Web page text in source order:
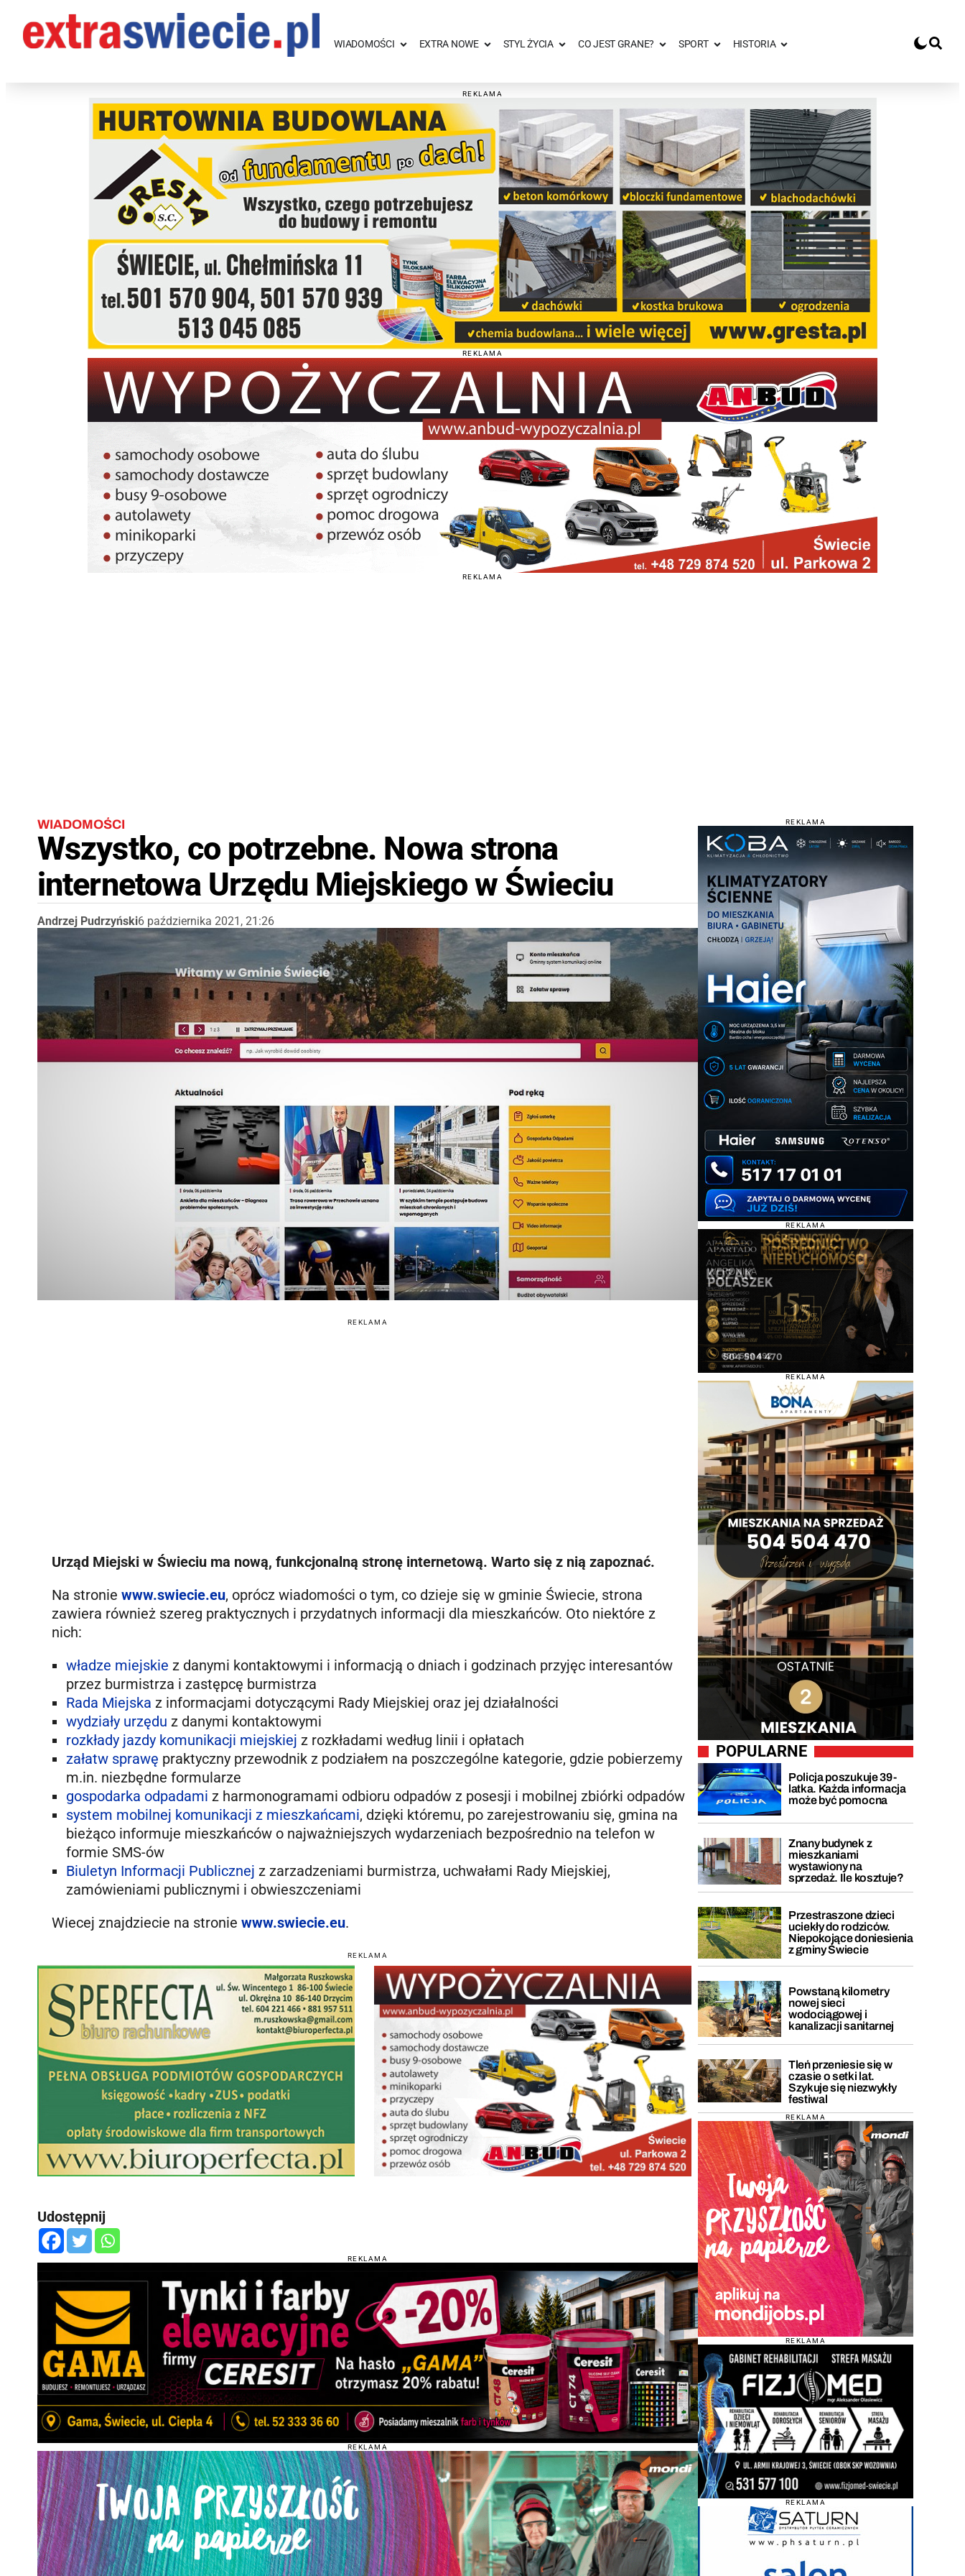
WIADOMOŚCI EXTRA NOWE STYL ŻYCIA CO JEST GRANE? SPORT HISTORIA
REKLAMA
REKLAMA
REKLAMA
WIADOMOŚCI
Wszystko, co potrzebne. Nowa strona
internetowa Urzędu Miejskiego w Świeciu
Andrzej Pudrzyński6 października 2021, 21:26
REKLAMA
Urząd Miejski w Świeciu ma nową, funkcjonalną stronę internetową. Warto się z nią zapoznać.
Na stronie www.swiecie.eu, oprócz wiadomości o tym, co dzieje się w gminie Świecie, strona
zawiera również szereg praktycznych i przydatnych informacji dla mieszkańców. Oto niektóre z
nich:
władze miejskie z danymi kontaktowymi i informacją o dniach i godzinach przyjęc interesantów
przez burmistrza i zastępcę burmistrza
Rada Miejska z informacjami dotyczącymi Rady Miejskiej oraz jej działalności
wydziały urzędu z danymi kontaktowymi
rozkłady jazdy komunikacji miejskiej z rozkładami według linii i opłatach
załatw sprawę praktyczny przewodnik z podziałem na poszczególne kategorie, gdzie pobierzemy
m.in. niezbędne formularze
gospodarka odpadami z harmonogramami odbioru odpadów z posesji i mobilnej zbiórki odpadów
system mobilnej komunikacji z mieszkańcami, dzięki któremu, po zarejestrowaniu się, gmina na
bieżąco informuje mieszkańców o najważniejszych wydarzeniach bezpośrednio na telefon w
formie SMS-ów
Biuletyn Informacji Publicznej z zarzadzeniami burmistrza, uchwałami Rady Miejskiej,
zamówieniami publicznymi i obwieszczeniami
Wiecej znajdziecie na stronie www.swiecie.eu.
REKLAMA
Udostępnij
REKLAMA
REKLAMA
REKLAMA
REKLAMA
REKLAMA
POPULARNE
Policja poszukuje 39-
latka. Każda informacja
może być pomocna
Znany budynek z
mieszkaniami
wystawiony na
sprzedaż. Ile kosztuje?
Przestraszone dzieci
uciekły do rodziców.
Niepokojące doniesienia
z gminy Świecie
Powstaną kilometry
nowej sieci
wodociągowej i
kanalizacji sanitarnej
Tleń przeniesie się w
czasie o setki lat.
Szykuje się niezwykły
festiwal
REKLAMA
REKLAMA
REKLAMA